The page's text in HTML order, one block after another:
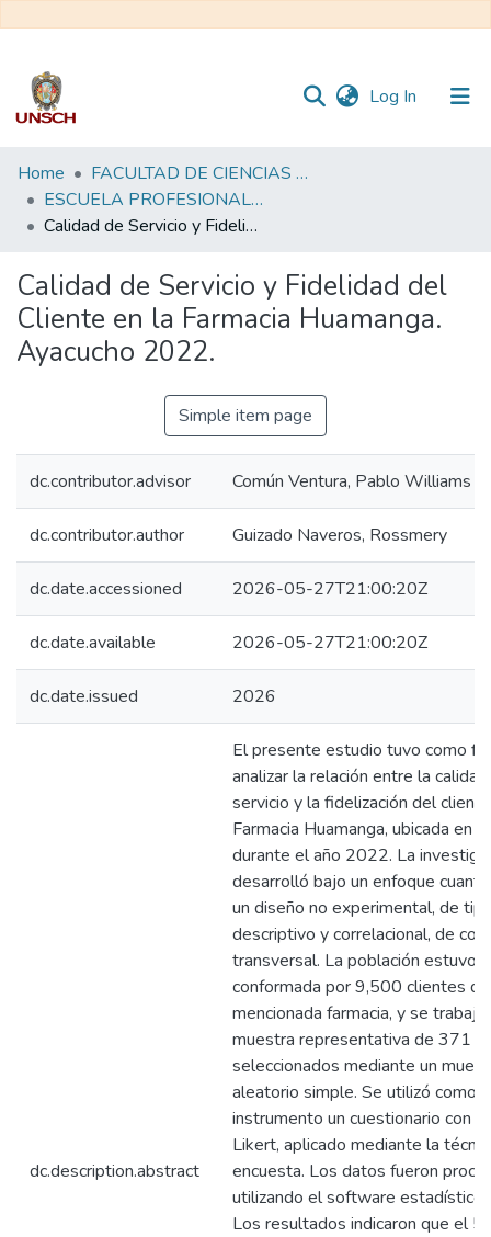
Log In (current)
Communities
&
Collections
Statistics
Home
FACULTAD DE CIENCIAS DE LA SALUD
ESCUELA PROFESIONAL DE FARMACIA Y BIOQUÍMICA
Calidad de Servicio y Fidelidad del Cliente en la Farmacia Huamanga. Ayacucho 2022.
Calidad de Servicio y Fidelidad del
Cliente en la Farmacia Huamanga.
Ayacucho 2022.
Simple item page
dc.contributor.advisor Común Ventura, Pablo Williams
dc.contributor.author Guizado Naveros, Rossmery
dc.date.accessioned 2026-05-27T21:00:20Z
dc.date.available 2026-05-27T21:00:20Z
dc.date.issued 2026
dc.description.abstract
El presente estudio tuvo como
analizar la relación entre la
servicio y la fidelización del
Farmacia Huamanga, ubicada en
durante el año 2022. La
desarrolló bajo un enfoque
un diseño no experimental, de
descriptivo y correlacional, de
transversal. La población estuvo
conformada por 9,500 clientes
mencionada farmacia, y se trabajó
muestra representativa de 371
seleccionados mediante un
aleatorio simple. Se utilizó como
instrumento un cuestionario con
Likert, aplicado mediante la
encuesta. Los datos fueron
utilizando el software estadístico
Los resultados indicaron que el